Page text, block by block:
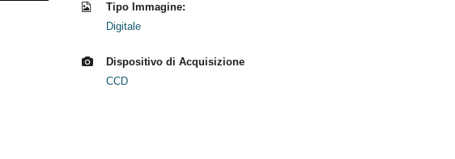
Tipo Immagine:
Digitale
Dispositivo di Acquisizione
CCD